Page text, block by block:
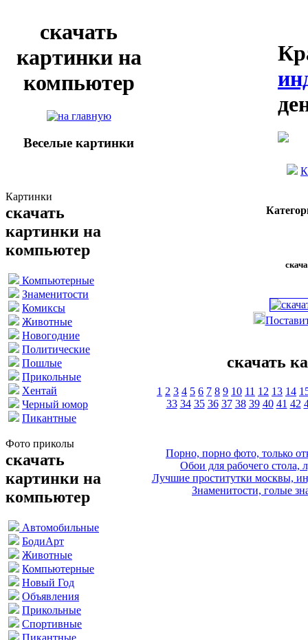
скачать
картинки на
компьютер
Веселые картинки
Картинки
скачать
картинки на
компьютер
Компьютерные
Знаменитости
Комиксы
Животные
Новогодние
Политические
Пошлые
Прикольные
Хентай
Черный юмор
Пикантные
Фото приколы
скачать
картинки на
компьютер
Автомобильные
БодиАрт
Животные
Компьютерные
Новый Год
Объявления
Прикольные
Спортивные
Пикантные
скачать
1 2 3 4 5 6 7 8 9 10 11 12 13 14
33 34 35 36 37 38 39 40 41 42
Порно, порно фото, только
Обои для рабочего стола,
Лучшие проститутки москвы,
Знаменитости, голые